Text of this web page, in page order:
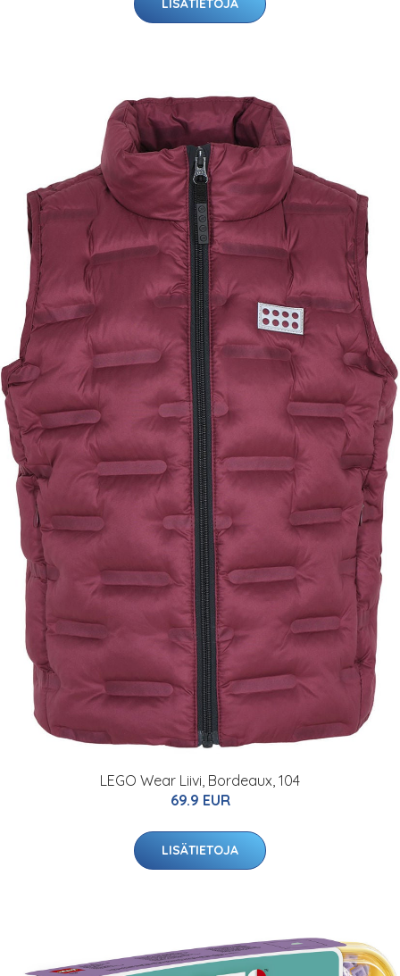
LISÄTIETOJA
LEGO Wear Liivi, Bordeaux, 104
69.9 EUR
LISÄTIETOJA